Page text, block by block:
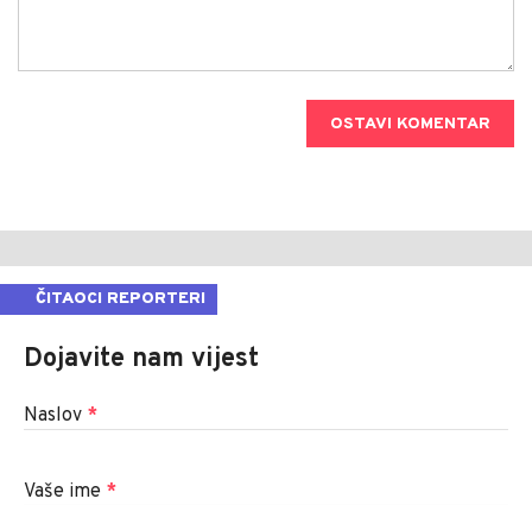
OSTAVI KOMENTAR
ČITAOCI REPORTERI
Dojavite nam vijest
Naslov *
Vaše ime *